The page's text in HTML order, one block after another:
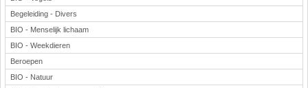
Begeleiding - Divers
BIO - Menselijk lichaam
BIO - Weekdieren
Beroepen
BIO - Natuur